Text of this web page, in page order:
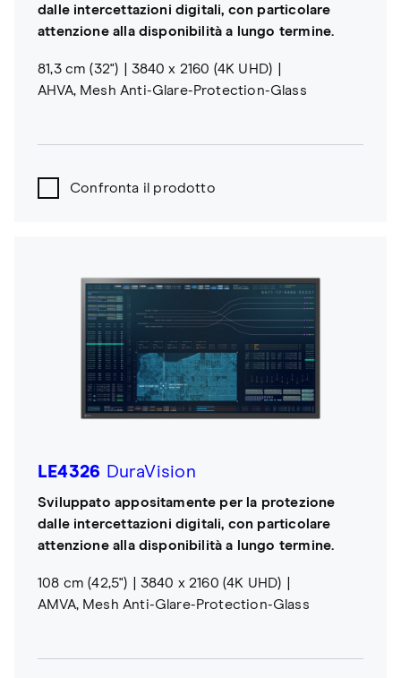
dalle intercettazioni digitali, con particolare
attenzione alla disponibilità a lungo termine.
81,3 cm (32")
3840 x 2160 (4K UHD)
AHVA, Mesh Anti-Glare-Protection-Glass
Confronta il prodotto
LE4326 DuraVision
Sviluppato appositamente per la protezione
dalle intercettazioni digitali, con particolare
attenzione alla disponibilità a lungo termine.
108 cm (42,5")
3840 x 2160 (4K UHD)
AMVA, Mesh Anti-Glare-Protection-Glass